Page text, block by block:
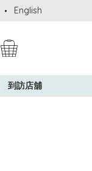
購買一般貨品(冷凍
English
到訪店舖